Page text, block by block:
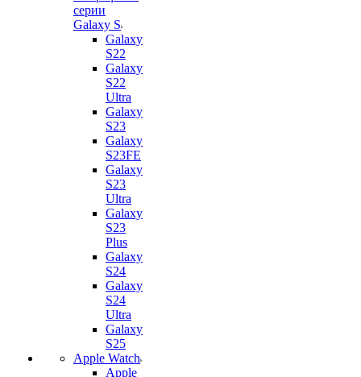
серии
Galaxy S
Galaxy
S22
Galaxy
S22
Ultra
Galaxy
S23
Galaxy
S23FE
Galaxy
S23
Ultra
Galaxy
S23
Plus
Galaxy
S24
Galaxy
S24
Ultra
Galaxy
S25
Apple Watch
Apple